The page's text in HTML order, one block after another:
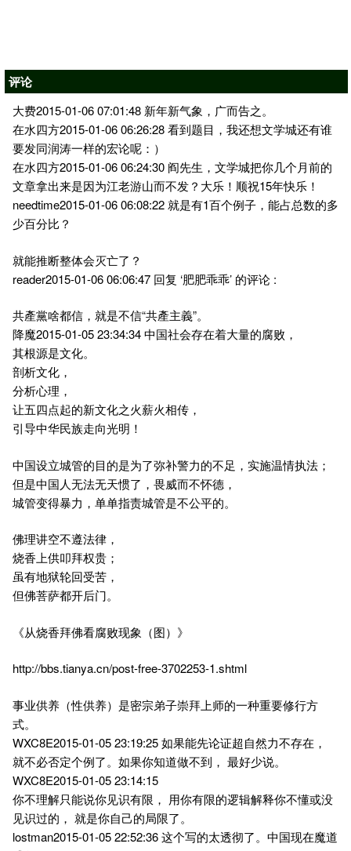
评论
大费2015-01-06 07:01:48 新年新气象，广而告之。
在水四方2015-01-06 06:26:28 看到题目，我还想文学城还有谁
要发同润涛一样的宏论呢：）
在水四方2015-01-06 06:24:30 阎先生，文学城把你几个月前的
文章拿出来是因为江老游山而不发？大乐！顺祝15年快乐！
needtime2015-01-06 06:08:22 就是有1百个例子，能占总数的多
少百分比？
就能推断整体会灭亡了？
reader2015-01-06 06:06:47 回复 ‘肥肥乖乖’ 的评论 :
共產黨啥都信，就是不信“共產主義”。
降魔2015-01-05 23:34:34 中国社会存在着大量的腐败，
其根源是文化。
剖析文化，
分析心理，
让五四点起的新文化之火薪火相传，
引导中华民族走向光明！
中国设立城管的目的是为了弥补警力的不足，实施温情执法；
但是中国人无法无天惯了，畏威而不怀德，
城管变得暴力，单单指责城管是不公平的。
佛理讲空不遵法律，
烧香上供叩拜权贵；
虽有地狱轮回受苦，
但佛菩萨都开后门。
《从烧香拜佛看腐败现象（图）》
http://bbs.tianya.cn/post-free-3702253-1.shtml
事业供养（性供养）是密宗弟子崇拜上师的一种重要修行方
式。
WXC8E2015-01-05 23:19:25 如果能先论证超自然力不存在，
就不必否定个例了。如果你知道做不到， 最好少说。
WXC8E2015-01-05 23:14:15
你不理解只能说你见识有限， 用你有限的逻辑解释你不懂或没
见识过的， 就是你自己的局限了。
lostman2015-01-05 22:52:36 这个写的太透彻了。中国现在魔道